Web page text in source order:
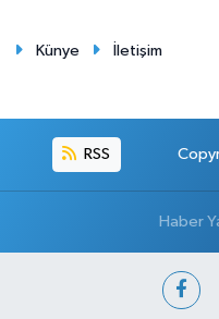
Künye İletişim
RSS
Haber